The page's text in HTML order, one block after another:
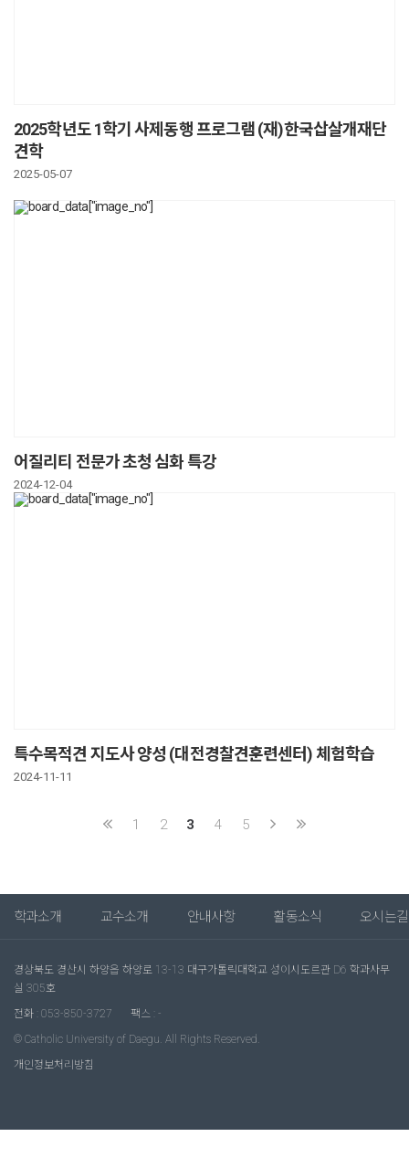
2025학년도 1학기 사제동행 프로그램 (재)한국삽살개재단
견학
2025-05-07
어질리티 전문가 초청 심화 특강
2024-12-04
특수목적견 지도사 양성 (대전경찰견훈련센터) 체험학습
2024-11-11
1 2 3 4 5
학과소개 교수소개 안내사항 활동소식 오시는길
경상북도 경산시 하양읍 하양로 13-13 대구가톨릭대학교 성이시도르관 D6 학과사무
실 305호
전화 : 053-850-3727
팩스 : -
© Catholic University of Daegu. All Rights Reserved.
개인정보처리방침